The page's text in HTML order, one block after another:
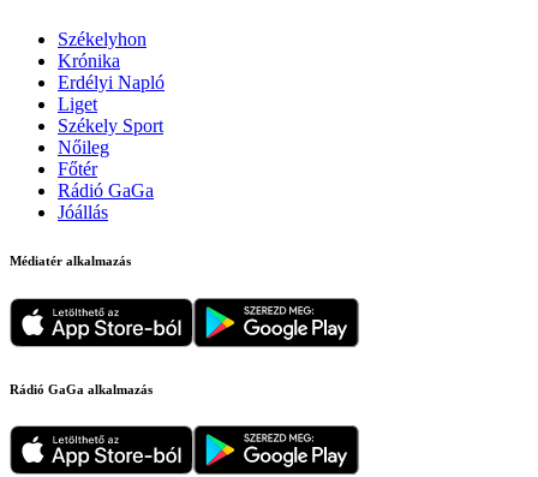
Székelyhon
Krónika
Erdélyi Napló
Liget
Székely Sport
Nőileg
Főtér
Rádió GaGa
Jóállás
Médiatér alkalmazás
Rádió GaGa alkalmazás